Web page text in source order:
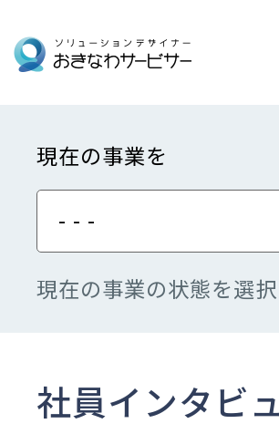
現在の事業を
- - -
現在の事業の状態を選
社員インタビ